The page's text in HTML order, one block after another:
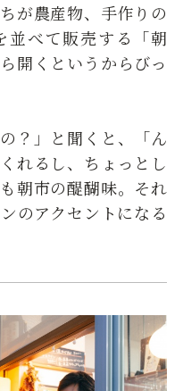
が農産物、手作りの
並べて販売する「朝
開くというからびっ
？」と聞くと、「ん
れるし、ちょっとし
朝市の醍醐味。それ
のアクセントになる